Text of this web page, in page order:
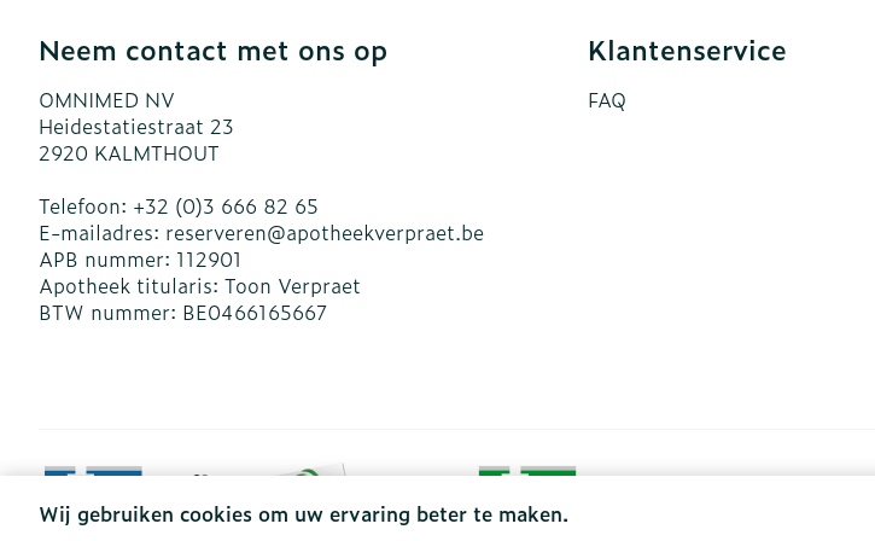
Wij gebruiken cookies om uw ervaring beter te maken.
Neem contact met ons op
OMNIMED NV
Heidestatiestraat 23
2920 KALMTHOUT
Telefoon: +32 (0)3 666 82 65
E-mailadres: reserveren@apotheekverpraet.be
APB nummer: 112901
Apotheek titularis: Toon Verpraet
BTW nummer: BE0466165667
Klantenservice
FAQ